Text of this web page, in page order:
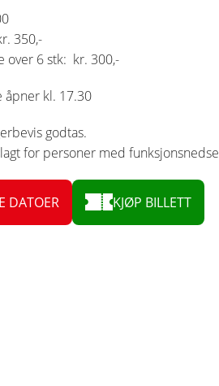
350,-
over 6 stk: kr. 300,-
åpner kl. 17.30
godtas.
for personer med
DATOER KJØP BILLETT